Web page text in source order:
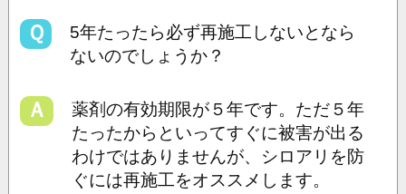
Ｑ
5年たったら必ず再施工しないとなら
ないのでしょうか？
Ａ
薬剤の有効期限が５年です。ただ５年
たったからといってすぐに被害が出る
わけではありませんが、シロアリを防
ぐには再施工をオススメします。